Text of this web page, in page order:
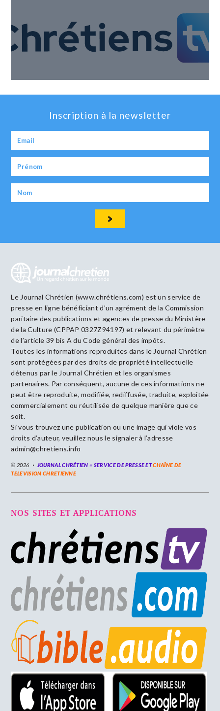
Inscription à la newsletter
Le Journal Chrétien (www.chrétiens.com) est un service de
presse en ligne bénéficiant d’un agrément de la Commission
paritaire des publications et agences de presse du Ministère
de la Culture (CPPAP 0327Z94197) et relevant du périmètre
de l’article 39 bis A du Code général des impôts.
Toutes les informations reproduites dans le Journal Chrétien
sont protégées par des droits de propriété intellectuelle
détenus par le Journal Chrétien et les organismes
partenaires. Par conséquent, aucune de ces informations ne
peut être reproduite, modifiée, rediffusée, traduite, exploitée
commercialement ou réutilisée de quelque manière que ce
soit.
Si vous trouvez une publication ou une image qui viole vos
droits d’auteur, veuillez nous le signaler à l’adresse
admin@chretiens.info
© 2026 JOURNAL CHRÉTIEN = SERVICE DE PRESSE ETCHAÎNE DE
TELEVISION CHRETIENNE
NOS SITES ET APPLICATIONS